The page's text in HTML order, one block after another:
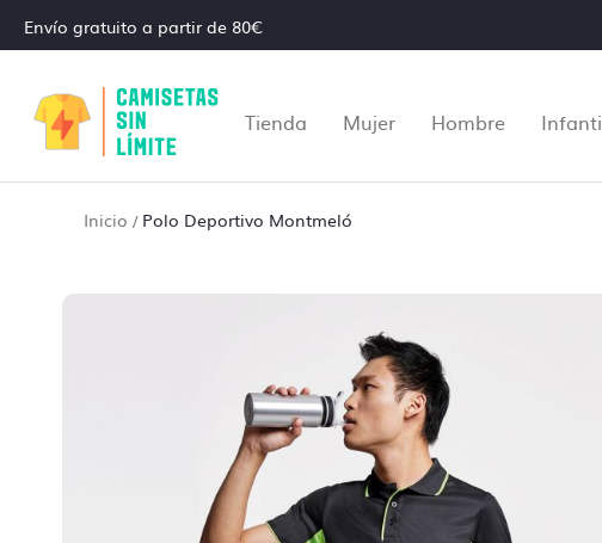
Envío gratuito a partir de 80€
Tienda Mujer Hombre
Inicio / Polo Deportivo Montmeló